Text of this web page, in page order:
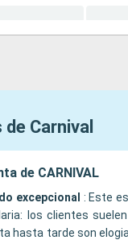
de Carnival
de CARNIVAL
excepcional : Este
los clientes
hasta tarde son